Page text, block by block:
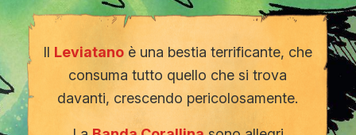
Il Leviatano è una bestia terrificante, che
consuma tutto quello che si trova
davanti, crescendo pericolosamente.